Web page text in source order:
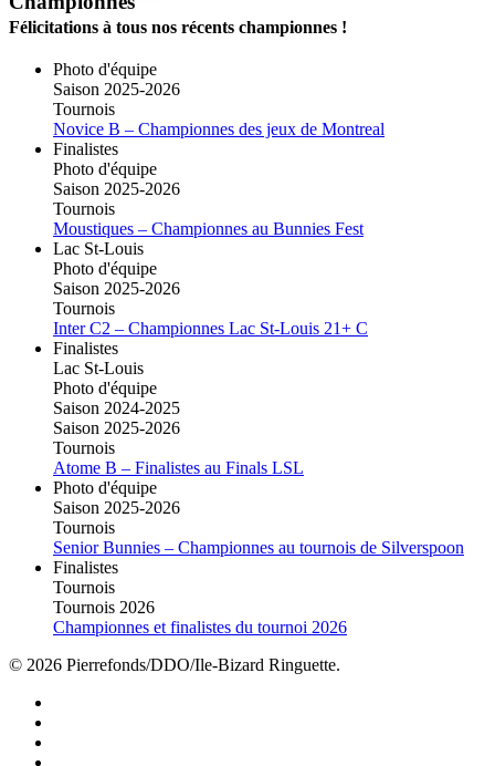
Félicitations à tous nos récents championnes !
Photo d'équipe
Saison 2025-2026
Tournois
Novice B – Championnes des jeux de Montreal
Finalistes
Photo d'équipe
Saison 2025-2026
Tournois
Moustiques – Championnes au Bunnies Fest
Lac St-Louis
Photo d'équipe
Saison 2025-2026
Tournois
Inter C2 – Championnes Lac St-Louis 21+ C
Finalistes
Lac St-Louis
Photo d'équipe
Saison 2024-2025
Saison 2025-2026
Tournois
Atome B – Finalistes au Finals LSL
Photo d'équipe
Saison 2025-2026
Tournois
Senior Bunnies – Championnes au tournois de Silverspoon
Finalistes
Tournois
Tournois 2026
Championnes et finalistes du tournoi 2026
© 2026 Pierrefonds/DDO/Ile-Bizard Ringuette.